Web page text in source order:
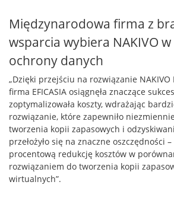
Międzynarodowa firma z
wsparcia wybiera NAKIVO
ochrony danych
„Dzięki przejściu na rozwiązanie
firma EFICASIA osiągnęła znaczące
zoptymalizowała koszty, wdrażając
rozwiązanie, które zapewniło
tworzenia kopii zapasowych i
przełożyło się na znaczne oszczędności
procentową redukcję kosztów w
rozwiązaniem do tworzenia kopii
wirtualnych”.